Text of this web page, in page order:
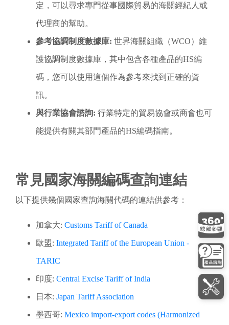
定，可以尋求專門從事國際貿易的海關經紀人或
代理商的幫助。
參考協調制度數據庫: 世界海關組織（WCO）維
護協調制度數據庫，其中包含各種產品的HS編
碼，您可以使用這個作為參考來找到正確的資
訊。
與行業協會諮詢: 行業特定的貿易協會或商會也可
能提供有關其部門產品的HS編碼指南。
常見國家海關編碼查詢連結
以下提供幾個國家查詢海關代碼的連結供參考：
加拿大: Customs Tariff of Canada
歐盟: Integrated Tariff of the European Union -
TARIC
印度: Central Excise Tariff of India
日本: Japan Tariff Association
墨西哥: Mexico import-export codes (Harmonized